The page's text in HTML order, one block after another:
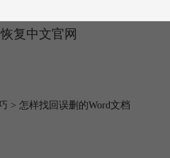
复中文官网
> 怎样找回误删的Word文档